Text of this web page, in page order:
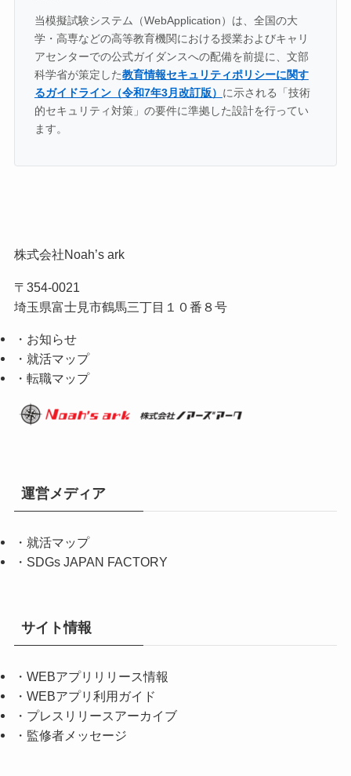
当模擬試験システム（WebApplication）は、全国の大
学・高専などの高等教育機関における授業およびキャリ
アセンターでの公式ガイダンスへの配備を前提に、文部
科学省が策定した教育情報セキュリティポリシーに関す
るガイドライン（令和7年3月改訂版） に示される「技術
的セキュリティ対策」の要件に準拠した設計を行ってい
ます。
株式会社Noah’s ark
〒354-0021
埼玉県富士見市鶴馬三丁目１０番８号
・お知らせ
・就活マップ
・転職マップ
運営メディア
・ 就活マップ
・ SDGs JAPAN FACTORY
サイト情報
・ WEBアプリリリース情報
・ WEBアプリ利用ガイド
・ プレスリリースアーカイブ
・ 監修者メッセージ